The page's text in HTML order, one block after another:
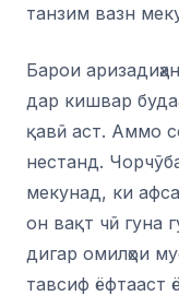
танзим вазн
Барои
дар кишвар
қавӣ аст. Аммо
нестанд.
мекунад, ки
он вақт чӣ гуна
дигар омилҳои
тавсиф ёфтааст